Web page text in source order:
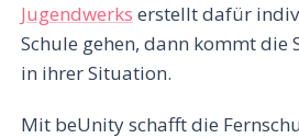
Jugendwerks erstellt dafür
Schule gehen, dann kommt die
in ihrer Situation.
Mit beUnity schafft die